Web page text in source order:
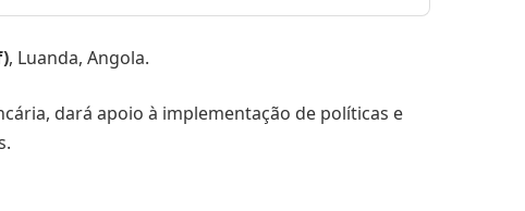
, Luanda, Angola.
dará apoio à implementação de políticas e